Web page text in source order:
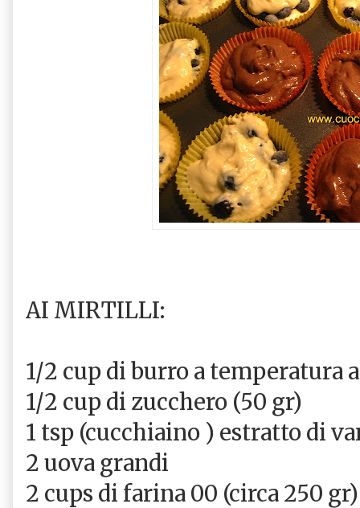
AI MIRTILLI:
1/2 cup di burro a temperatura
1/2 cup di zucchero (50 gr)
1 tsp (cucchiaino ) estratto di
2 uova grandi
2 cups di farina 00 (circa 250 gr)